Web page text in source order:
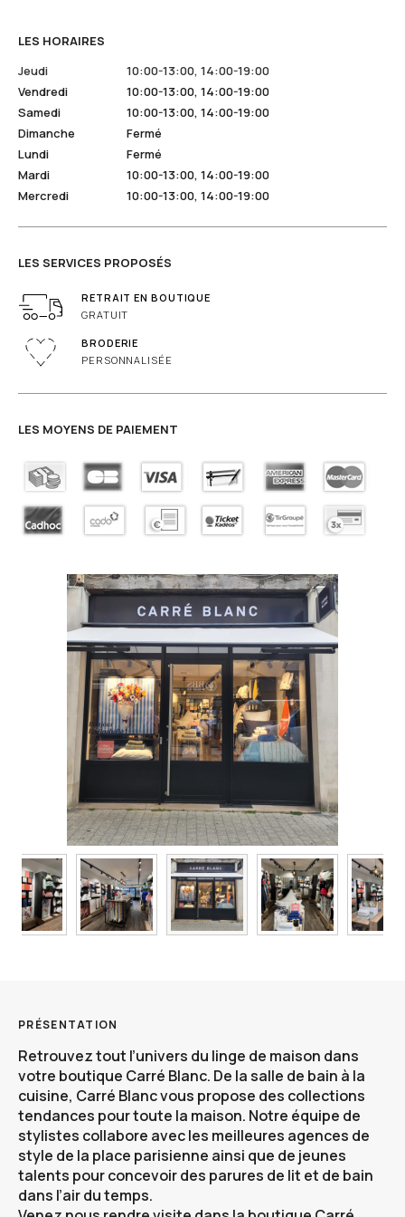
LES HORAIRES
Jeudi
10:00-13:00, 14:00-19:00
Vendredi
10:00-13:00, 14:00-19:00
Samedi
10:00-13:00, 14:00-19:00
Dimanche
Fermé
Lundi
Fermé
Mardi
10:00-13:00, 14:00-19:00
Mercredi
10:00-13:00, 14:00-19:00
LES SERVICES PROPOSÉS
RETRAIT EN BOUTIQUE
GRATUIT
BRODERIE
PERSONNALISÉE
LES MOYENS DE PAIEMENT
PRÉSENTATION
Retrouvez tout l’univers du linge de maison dans
votre boutique Carré Blanc. De la salle de bain à la
cuisine, Carré Blanc vous propose des collections
tendances pour toute la maison. Notre équipe de
stylistes collabore avec les meilleures agences de
style de la place parisienne ainsi que de jeunes
talents pour concevoir des parures de lit et de bain
dans l’air du temps.